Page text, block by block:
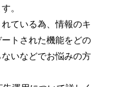
。
ている為、情報のキ
トされた機能をどの
いなどでお悩みの方